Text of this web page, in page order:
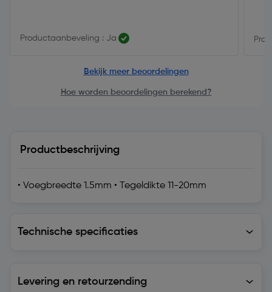
Productaanbeveling : Ja
Bekijk meer beoordelingen
Hoe worden beoordelingen berekend?
Productbeschrijving
• Voegbreedte 1.5mm • Tegeldikte 11-20mm
Technische specificaties
Levering en retourzending